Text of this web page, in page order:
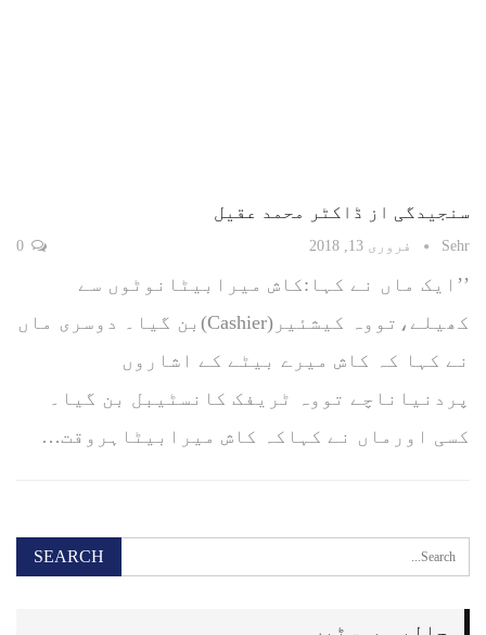
سنجیدگی از ڈاکٹر محمد عقیل
Sehr فروری 13, 2018
’’ایک ماں نے کہا:کاش میرابیٹانوٹوں سے
کھیلے،تووہ کیشئیر(Cashier)بن گیا۔ دوسری ماں
نے کہا کہ کاش میرے بیٹے کے اشاروں
پردنیاناچے تووہ ٹریفک کانسٹیبل بن گیا۔
کسی اورماں نے کہاکہ کاش میرابیٹاہروقت…